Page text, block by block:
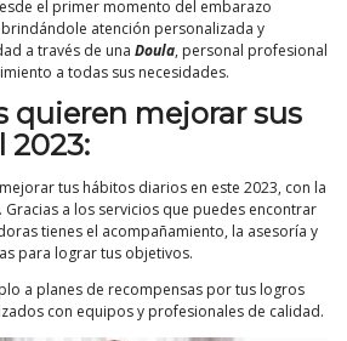
el primer momento del embarazo
atención personalizada y
a través de una Doula, personal profesional
a todas sus necesidades.
quieren mejorar sus
2023:
tus hábitos diarios en este 2023, con la
Gracias a los servicios que puedes encontrar
tienes el acompañamiento, la asesoría y
para lograr tus objetivos.
a planes de recompensas por tus logros
con equipos y profesionales de calidad.